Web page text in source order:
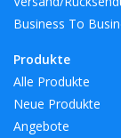
Business To
Produkte
Alle Produkte
Neue Produkte
Angebote